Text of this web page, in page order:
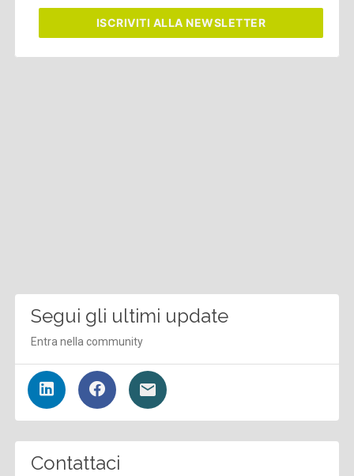
ISCRIVITI ALLA NEWSLETTER
Segui gli ultimi update
Entra nella community
Contattaci